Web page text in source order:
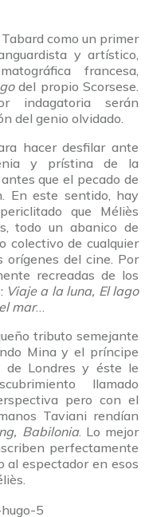
como un primer
y artístico,
francesa,
del propio Scorsese.
indagatoria serán
del genio olvidado.
hacer desfilar ante
y prístina de la
que el pecado de
En este sentido, hay
que Méliès
todo un abanico de
colectivo de cualquier
orígenes del cine. Por
recreadas de los
Viaje a la luna, El lago
mar…
tributo semejante
Mina y el príncipe
de Londres y éste le
llamado
pero con el
Taviani rendían
Babilonia. Lo mejor
perfectamente
al espectador en esos